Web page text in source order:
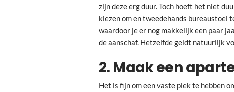
zijn deze erg duur. Toch hoeft het niet
kiezen om entweedehands bureaustoel
waardoor je er nog makkelijk een paar
de aanschaf. Hetzelfde geldt natuurlijk
2. Maak een
Het is fijn om een vaste plek te hebben